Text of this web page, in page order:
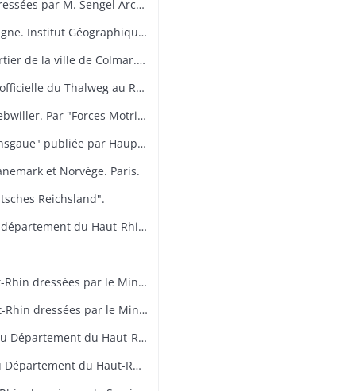
Cartes historiques de l'Alsace dressées par M. Sengel Archives Départementales.
Carte administrative de l'Allemagne. Institut Géographique National
Projet de construction d'un quartier de la ville de Colmar. Dressé par l'architecte municipal
Carte du Rhin. Reconnaissance officielle du Thalweg au Rhin (Limite entre Nance et Bade). Service des Travaux du Rhin
Tirage du plan de la ville de Guebwiller. Par "Forces Motrices du haut-Rhin" secteur de Guebwiller
Carte "der Alpen u. Donau-Reichsgaue" publiée par Hauptvermessungsabteilung XIV im Wien.
et Norvège. Paris.
Reichsland".
Carte des routes et chemins du département du Haut-Rhin. Ponts et Chaussées. Situation en 1947.
Cartes du département du Haut-Rhin dressées par le Ministère de la Reconstruction et de l'Urbanisme
Cartes du Département du Haut-Rhin dressées par le Ministère de la Reconstruction et de l'Urbanisme
Cartes des Routes et Chemins du Département du Haut-Rhin. Situation en 1955 et 1957. Ponts et Chaussées
Carte des Routes et Chemins du Département du Haut-Rhin. Situation en 1955 et 1957. Ponts et Chaussées